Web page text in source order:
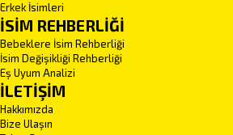
Erkek İsimleri
İSİM REHBERLİĞİ
Bebeklere İsim Rehberliği
İsim Değişikliği Rehberliği
Eş Uyum Analizi
İLETİŞİM
Hakkımızda
Bize Ulaşın